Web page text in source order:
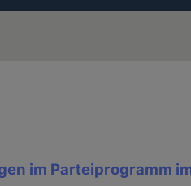
im Parteiprogramm